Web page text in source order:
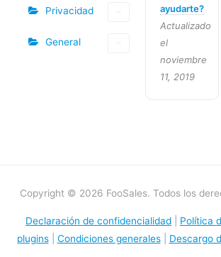
Privacidad
General
ayudarte?
Actualizado
el
noviembre
11, 2019
Copyright © 2026 FooSales. Todos los
Declaración de confidencialidad
Política
plugins| Condiciones generales| Descargo